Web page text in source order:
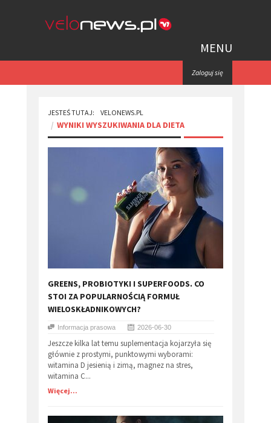
MENU
Zaloguj się
JESTEŚ TUTAJ: VELONEWS.PL
WYNIKI WYSZUKIWANIA DLA DIETA
GREENS, PROBIOTYKI I SUPERFOODS. CO
STOI ZA POPULARNOŚCIĄ FORMUŁ
WIELOSKŁADNIKOWYCH?
Informacja prasowa 2026-06-30
Jeszcze kilka lat temu suplementacja kojarzyła się
głównie z prostymi, punktowymi wyborami:
witamina D jesienią i zimą, magnez na stres,
witamina C...
Więcej...